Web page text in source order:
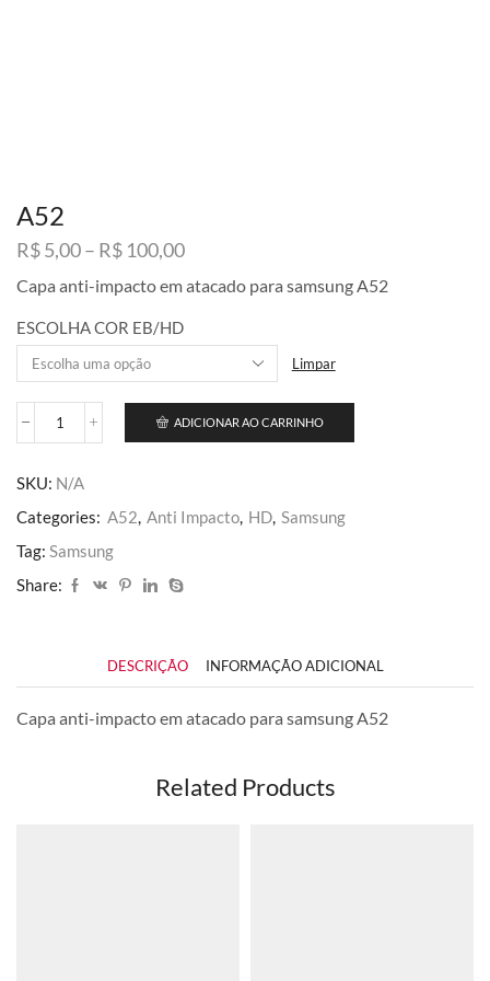
A52
R$5,00– R$ 100,00Faixa
preço:
através
R$ 100,00
Capa anti-impacto em atacado para samsung A52
ESCOLHA COR EB/HD
Limpar
A52
ADICIONAR AO CARRINHO
SKU: N/A
Categories: A52, Anti Impacto, HD, Samsung
Tag: Samsung
Share:
DESCRIÇÃO INFORMAÇÃO ADICIONAL
Capa anti-impacto em atacado para samsung A52
Related Products